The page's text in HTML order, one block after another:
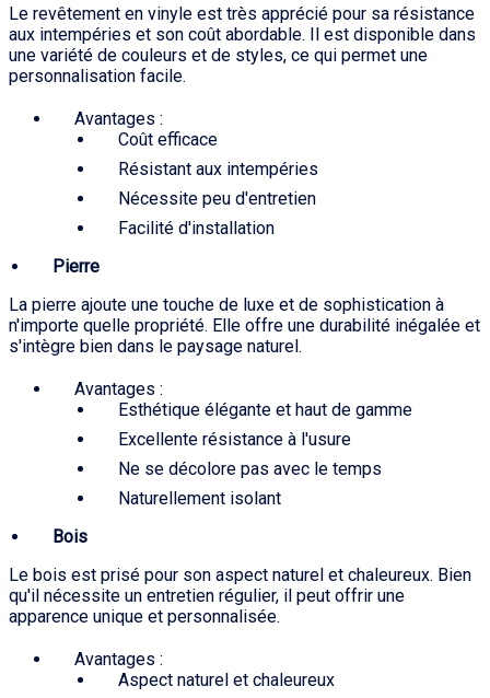
Le revêtement en vinyle est très apprécié pour sa résistance
aux intempéries et son coût abordable. Il est disponible dans
une variété de couleurs et de styles, ce qui permet une
personnalisation facile.
Avantages :
Coût efficace
Résistant aux intempéries
Nécessite peu d'entretien
Facilité d'installation
Pierre
La pierre ajoute une touche de luxe et de sophistication à
n'importe quelle propriété. Elle offre une durabilité inégalée et
s'intègre bien dans le paysage naturel.
Avantages :
Esthétique élégante et haut de gamme
Excellente résistance à l'usure
Ne se décolore pas avec le temps
Naturellement isolant
Bois
Le bois est prisé pour son aspect naturel et chaleureux. Bien
qu'il nécessite un entretien régulier, il peut offrir une
apparence unique et personnalisée.
Avantages :
Aspect naturel et chaleureux